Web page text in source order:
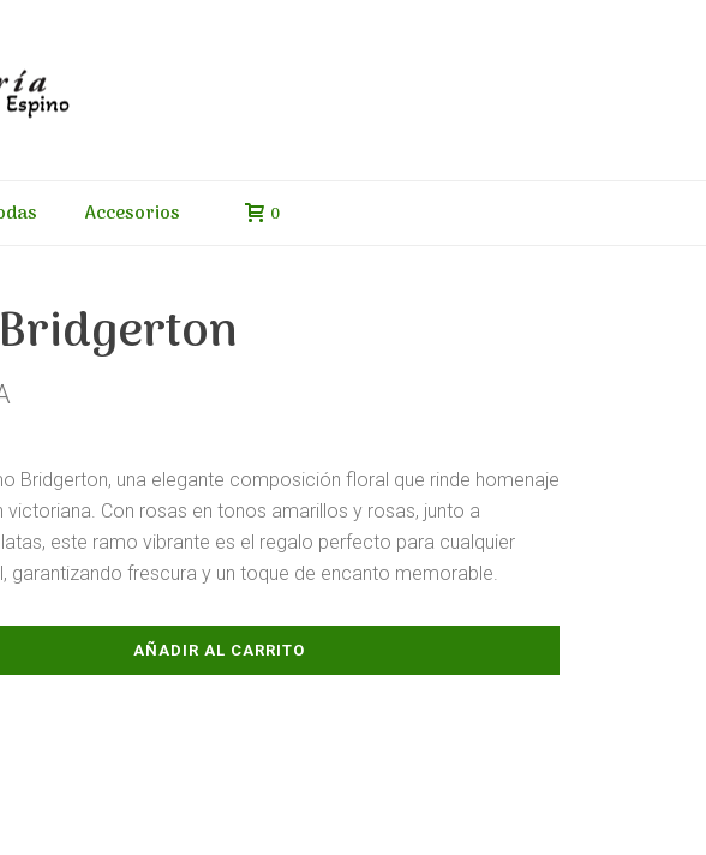
Accesorios 0
Bridgerton, una elegante composición floral que rinde homenaje
Con rosas en tonos amarillos y rosas, junto a
este ramo vibrante es el regalo perfecto para cualquier
garantizando frescura y un toque de encanto memorable.
AÑADIR AL CARRITO